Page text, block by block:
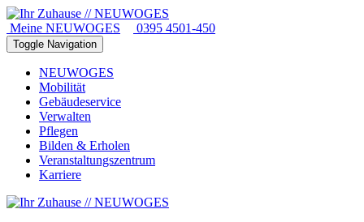
Meine NEUWOGES 0395 4501-450
Toggle Navigation
NEUWOGES
Mobilität
Gebäudeservice
Verwalten
Pflegen
Bilden & Erholen
Veranstaltungszentrum
Karriere